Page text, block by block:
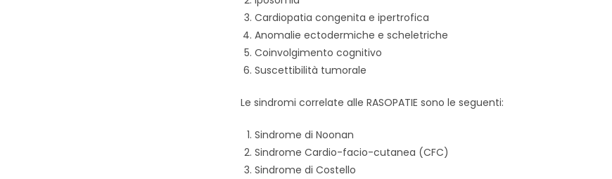
Cardiopatia congenita e ipertrofica
Anomalie ectodermiche e scheletriche
Coinvolgimento cognitivo
Suscettibilità tumorale
Le sindromi correlate alle RASOPATIE sono le seguenti:
Sindrome di Noonan
Sindrome Cardio-facio-cutanea (CFC)
Sindrome di Costello